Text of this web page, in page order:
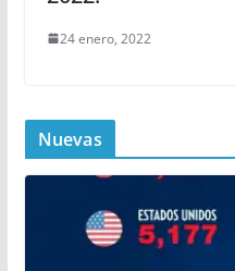
24 enero, 2022
Nuevas